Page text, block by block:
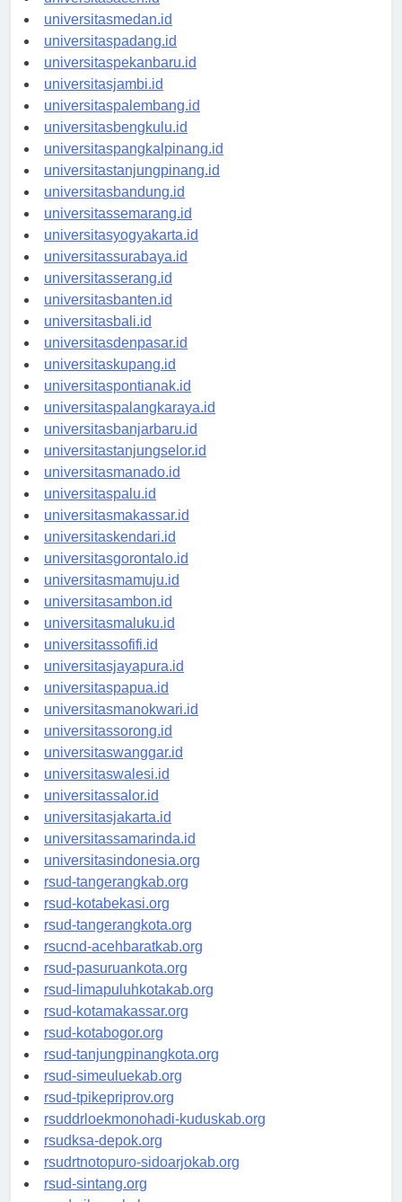
universitasaceh.id
universitasmedan.id
universitaspadang.id
universitaspekanbaru.id
universitasjambi.id
universitaspalembang.id
universitasbengkulu.id
universitaspangkalpinang.id
universitastanjungpinang.id
universitasbandung.id
universitassemarang.id
universitasyogyakarta.id
universitassurabaya.id
universitasserang.id
universitasbanten.id
universitasbali.id
universitasdenpasar.id
universitaskupang.id
universitaspontianak.id
universitaspalangkaraya.id
universitasbanjarbaru.id
universitastanjungselor.id
universitasmanado.id
universitaspalu.id
universitasmakassar.id
universitaskendari.id
universitasgorontalo.id
universitasmamuju.id
universitasambon.id
universitasmaluku.id
universitassofifi.id
universitasjayapura.id
universitaspapua.id
universitasmanokwari.id
universitassorong.id
universitaswanggar.id
universitaswalesi.id
universitassalor.id
universitasjakarta.id
universitassamarinda.id
universitasindonesia.org
rsud-tangerangkab.org
rsud-kotabekasi.org
rsud-tangerangkota.org
rsucnd-acehbaratkab.org
rsud-pasuruankota.org
rsud-limapuluhkotakab.org
rsud-kotamakassar.org
rsud-kotabogor.org
rsud-tanjungpinangkota.org
rsud-simeuluekab.org
rsud-tpikepriprov.org
rsuddrloekmonohadi-kuduskab.org
rsudksa-depok.org
rsudrtnotopuro-sidoarjokab.org